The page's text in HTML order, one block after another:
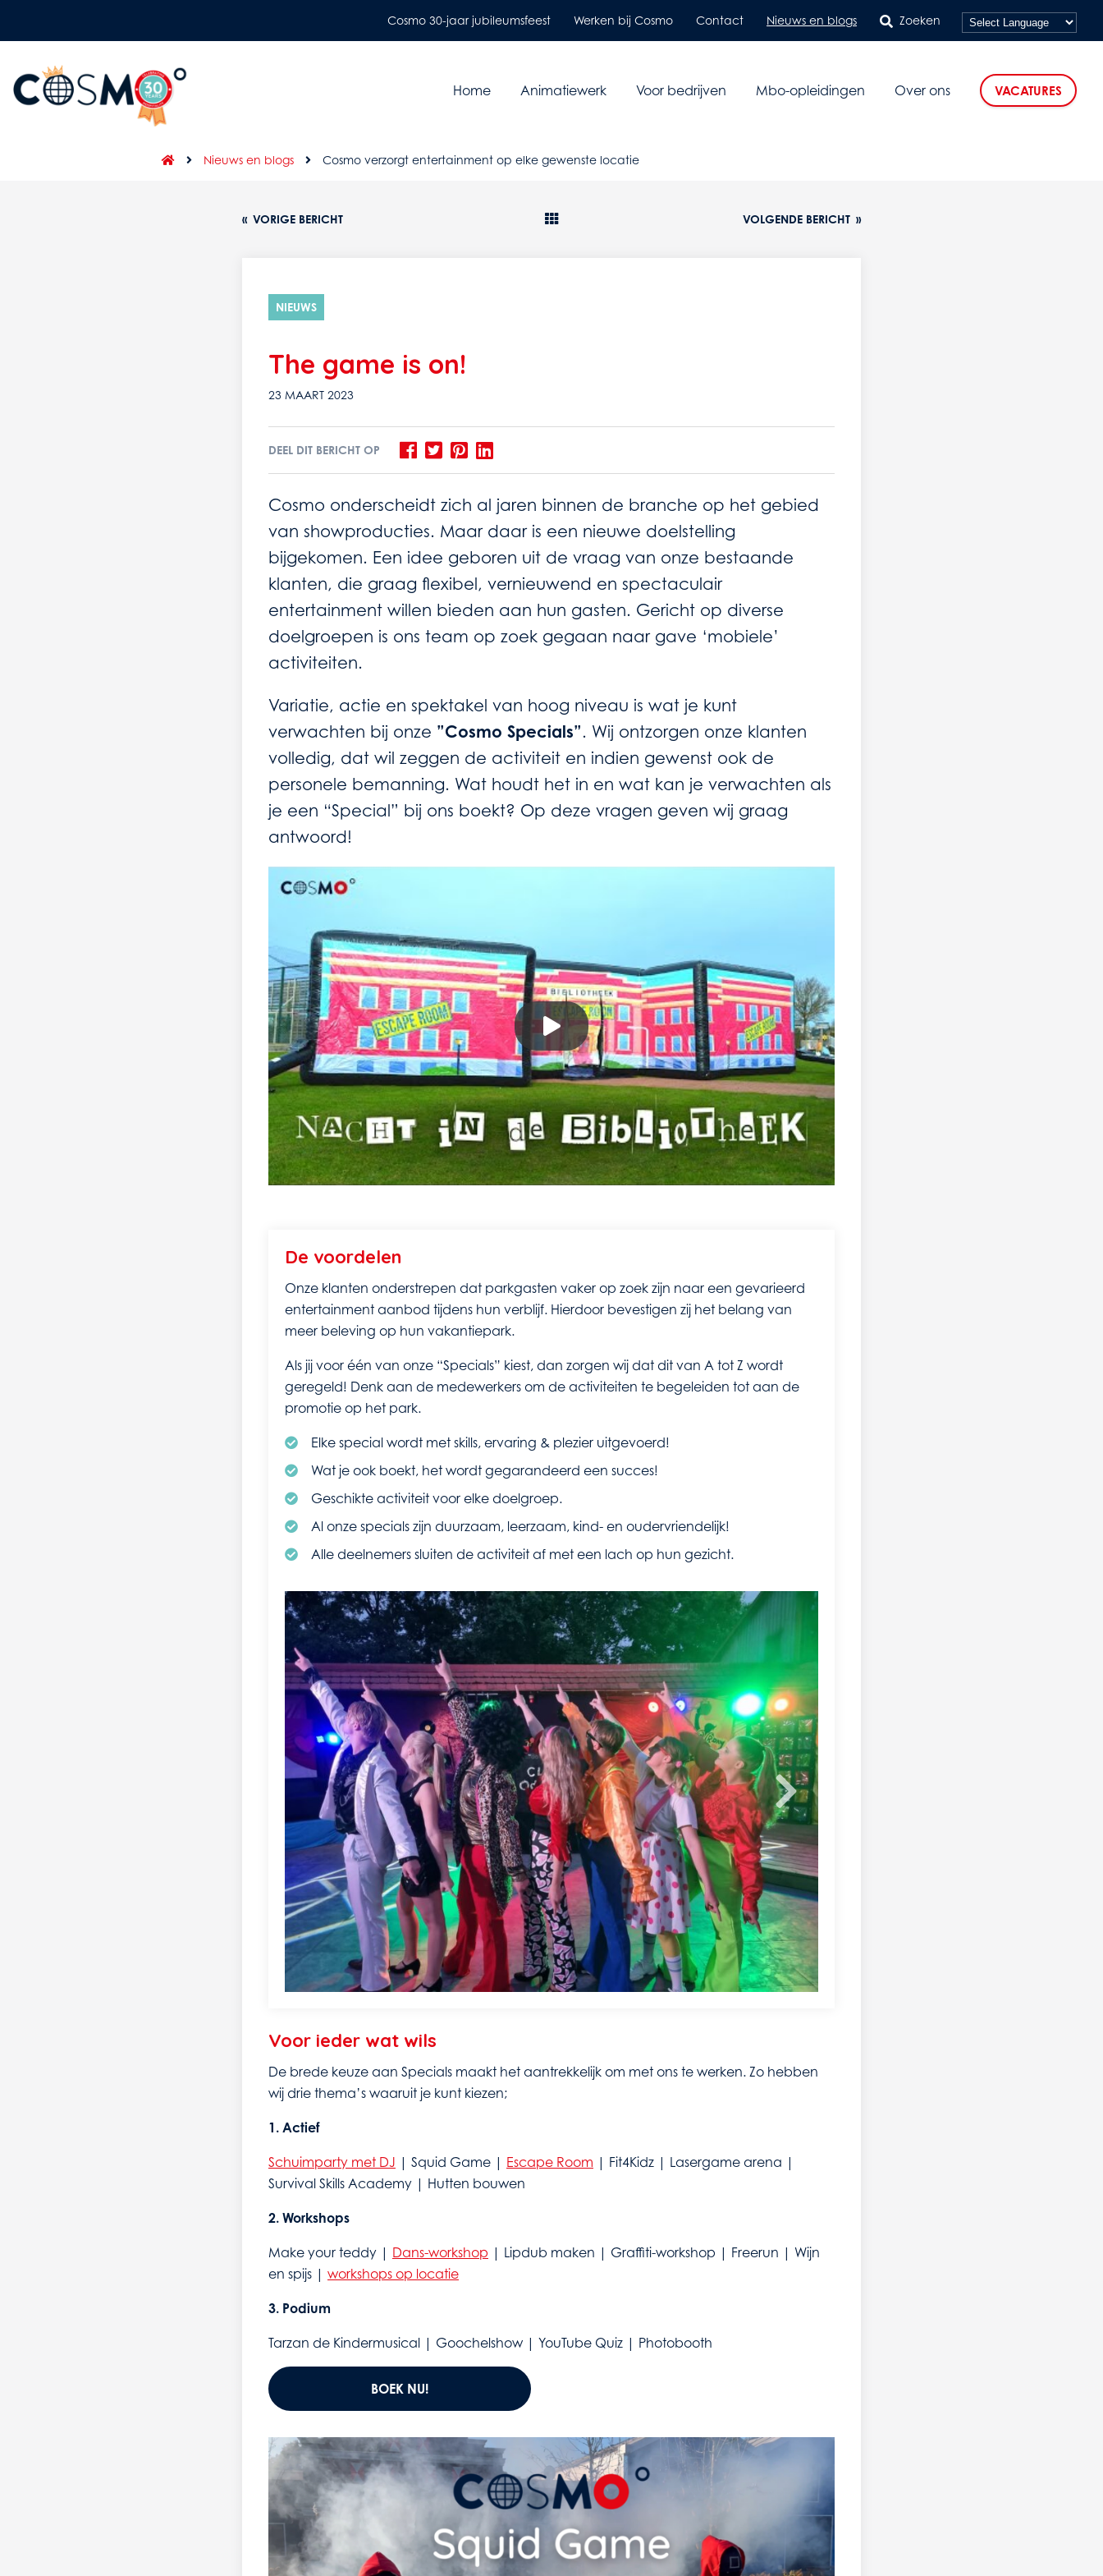
Cosmo 30-jaar jubileumsfeest Werken bij Cosmo Contact Nieuws en blogs Zoeken
Home Animatiewerk Voor bedrijven Mbo-opleidingen Over ons VACATURES
Nieuws en blogs Cosmo verzorgt entertainment op elke gewenste locatie
« VORIGE BERICHT VOLGENDE BERICHT »
NIEUWS
The game is on!
23 MAART 2023
DEEL DIT BERICHT OP
Cosmo onderscheidt zich al jaren binnen de branche op het gebied
van showproducties. Maar daar is een nieuwe doelstelling
bijgekomen. Een idee geboren uit de vraag van onze bestaande
klanten, die graag flexibel, vernieuwend en spectaculair
entertainment willen bieden aan hun gasten. Gericht op diverse
doelgroepen is ons team op zoek gegaan naar gave ‘mobiele’
activiteiten.
Variatie, actie en spektakel van hoog niveau is wat je kunt
verwachten bij onze ”Cosmo Specials”. Wij ontzorgen onze klanten
volledig, dat wil zeggen de activiteit en indien gewenst ook de
personele bemanning. Wat houdt het in en wat kan je verwachten als
je een “Special” bij ons boekt? Op deze vragen geven wij graag
antwoord!
De voordelen
Onze klanten onderstrepen dat parkgasten vaker op zoek zijn naar een gevarieerd
entertainment aanbod tijdens hun verblijf. Hierdoor bevestigen zij het belang van
meer beleving op hun vakantiepark.
Als jij voor één van onze “Specials” kiest, dan zorgen wij dat dit van A tot Z wordt
geregeld! Denk aan de medewerkers om de activiteiten te begeleiden tot aan de
promotie op het park.
Elke special wordt met skills, ervaring & plezier uitgevoerd!
Wat je ook boekt, het wordt gegarandeerd een succes!
Geschikte activiteit voor elke doelgroep.
Al onze specials zijn duurzaam, leerzaam, kind- en oudervriendelijk!
Alle deelnemers sluiten de activiteit af met een lach op hun gezicht.
Voor ieder wat wils
De brede keuze aan Specials maakt het aantrekkelijk om met ons te werken. Zo hebben
wij drie thema’s waaruit je kunt kiezen;
1. Actief
Schuimparty met DJ | Squid Game | Escape Room | Fit4Kidz | Lasergame arena |
Survival Skills Academy | Hutten bouwen
2. Workshops
Make your teddy | Dans-workshop | Lipdub maken | Graffiti-workshop | Freerun | Wijn
en spijs | workshops op locatie
3. Podium
Tarzan de Kindermusical | Goochelshow | YouTube Quiz | Photobooth
BOEK NU!